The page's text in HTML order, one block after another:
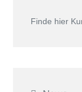
Finde hier